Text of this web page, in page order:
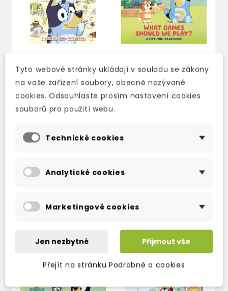
BLUEY: WHERE'S
BLUEY? : A SEARCH-
AND-FIND BOOK
skladem (ihned
259 Kč -15% 220 Kč
BLUEY: WHAT GAMES
SHOULD WE PLAY? A
LIFT-THE-FLAP BOOK
239 Kč
TAKÉ DOPORUČUJEME
Tyto webové stránky ukládají v souladu se zákony
na vaše zařízení soubory, obecně nazývané
cookies. Odsouhlaste prosím nastavení cookies
souborů pro použití webu.
Technické cookies
Analytické cookies
Marketingové cookies
Jen nezbytné Přijmout vše
Přejít na stránku Podrobně o cookies